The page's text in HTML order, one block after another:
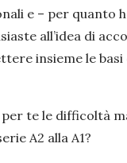
e – per quanto
all’idea di
insieme le
te le difficoltà
A2 alla A1?